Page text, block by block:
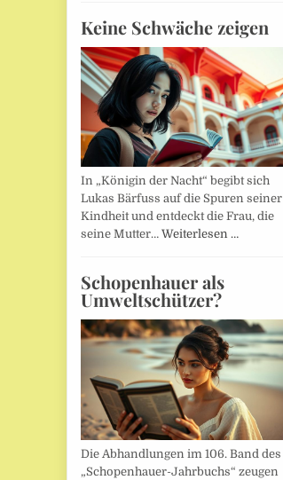
Keine Schwäche zeigen
In „Königin der Nacht“ begibt sich
Lukas Bärfuss auf die Spuren seiner
Kindheit und entdeckt die Frau, die
seine Mutter… Weiterlesen …
Schopenhauer als
Umweltschützer?
Die Abhandlungen im 106. Band des
„Schopenhauer-Jahrbuchs“ zeugen